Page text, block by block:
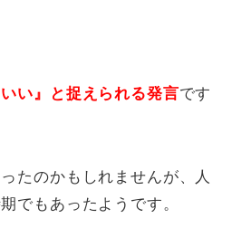
いい』と捉えられる発言です
たのかもしれませんが、人
でもあったようです。